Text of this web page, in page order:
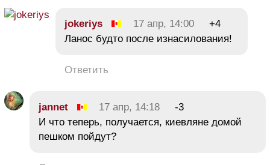
jokeriys 17 апр, 14:00
+4
Ланос будто после изнасилования!
Ответить
jannet 17 апр, 14:18
-3
И что теперь, получается, киевляне домой
пешком пойдут?